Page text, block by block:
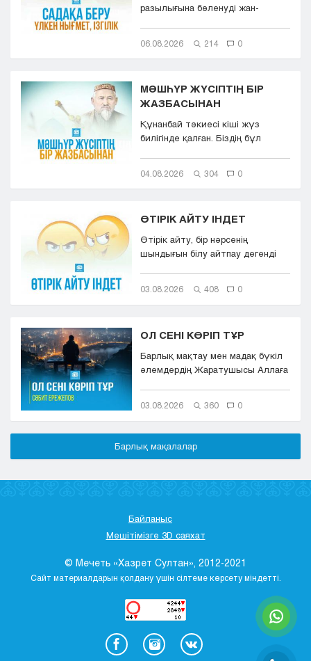
разылығына бөленуді жан-
06.08.2026 214 0
МӘШҺҮР ЖҮСІПТІҢ БІР
ЖАЗБАСЫНАН
Құнанбай тәкиесі кіші жүз
билігінде қалған. Біздің бұл
04.08.2026 304 0
ӨТІРІК АЙТУ ІНДЕТ
Өтірік айту, бір нәрсенің
шындығын білу айтпау дегенді
03.08.2026 408 0
ОЛ СЕНІ КӨРІП ТҰР
Барлық мақтау мен мадақ бүкіл
әлемдердің Жаратушысы Аллаға
03.08.2026 360 0
Барлық мақалалар
Байланыс
Мешітімізге 3D саяхат
© Мечеть «Хазрет Султан», 2012-2021
Сайт материалдарын қолдану үшін сілтеме көрсету міндетті.